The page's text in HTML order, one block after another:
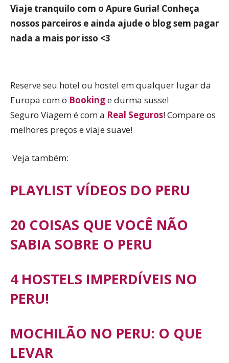
Viaje tranquilo com o Apure Guria! Conheça
nossos parceiros e ainda ajude o blog sem pagar
nada a mais por isso <3
Reserve seu hotel ou hostel em qualquer lugar da
Europa com o Bookinge durma susse!
Seguro Viagem é com a Real Seguros! Compare os
melhores preços e viaje suave!
Veja também:
PLAYLIST VÍDEOS DO PERU
20 COISAS QUE VOCÊ NÃO
SABIA SOBRE O PERU
4 HOSTELS IMPERDÍVEIS NO
PERU!
MOCHILÃO NO PERU: O QUE
LEVAR